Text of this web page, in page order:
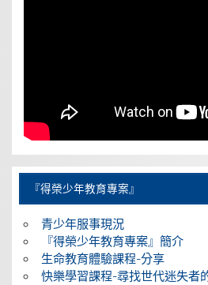
『得榮少年教育專案』
青少年服事現況
『得榮少年教育專案』簡介
生命教育體驗課程-分享
快樂學習課程-尋找世代迷失者